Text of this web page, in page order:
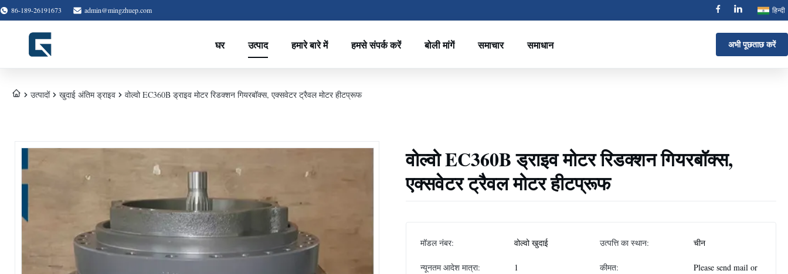
86-189-26191673 admin@mingzhuep.com हिन्दी
घर उत्पाद हमारे बारे में हमसे संपर्क करें बोली मांगें समाचार समाधान अभी पूछताछ करें
उत्पादों खुदाई अंतिम ड्राइव वोल्वो EC360B ड्राइव मोटर रिडक्शन गियरबॉक्स, एक्सवेटर ट्रैवल मोटर हीटप्रूफ
वोल्वो EC360B ड्राइव मोटर रिडक्शन गियरबॉक्स,
एक्सवेटर ट्रैवल मोटर हीटप्रूफ
मॉडल नंबर: वोल्वो खुदाई उत्पत्ति का स्थान: चीन
न्यूनतम आदेश मात्रा: 1 कीमत:
Please send mail or